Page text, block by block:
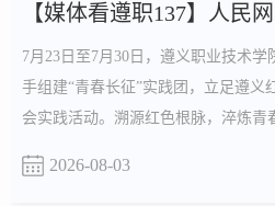
7月23日至7月30日，遵义职业技术
手组建“青春长征”实践团，立足遵义
会实践活动。溯源红色根脉，淬炼青
军山烈士陵园、遵义会议会址、苟坝
2026-08-03